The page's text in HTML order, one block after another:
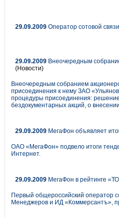
29.09.2009 Оператор сотовой
29.09.2009 Внеочередным
(Новости)
Внеочередным собранием
присоединения к нему ЗАО
процедуры присоединения:
бездокументарных акций, о
29.09.2009 МегаФон объявляет
ОАО «МегаФон» подвело итоги
Интернет.
29.09.2009 МегаФон в рейтинге
Первый общероссийский оператор
Менеджеров и ИД «Коммерсантъ»,